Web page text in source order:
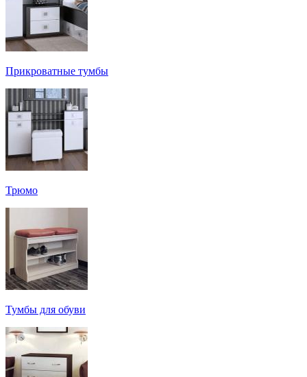
Прикроватные тумбы
Трюмо
Тумбы для обуви